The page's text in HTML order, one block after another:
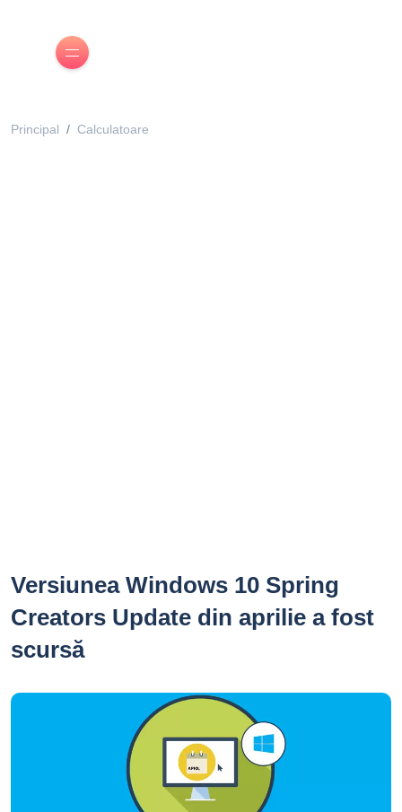
Principal Calculatoare
Versiunea Windows 10 Spring
Creators Update din aprilie a fost
scursă